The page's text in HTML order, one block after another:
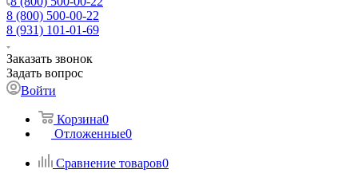
8 (800) 500-00-22
8 (931) 101-01-69
Заказать звонок
Задать вопрос
Войти
Корзина0
Отложенные0
Сравнение товаров0